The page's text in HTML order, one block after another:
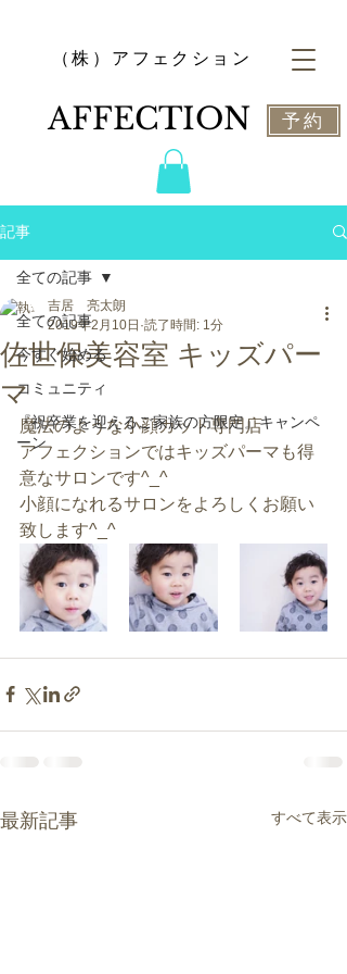
​（株）アフェクション
​AFFECTION 予約
記事
全ての記事
今すぐ始める
コミュニティ
『祝卒業を迎えるご家族の方限定』キャンペ
ーン
全ての記事
佐世保美容室 キッズパー
マ
吉居 亮太朗
2019年2月10日 読了時間: 1分
魔法のような小顔カット専門店
アフェクションではキッズパーマも得
意なサロンです^_^
小顔になれるサロンをよろしくお願い
致します^_^
最新記事 すべて表示